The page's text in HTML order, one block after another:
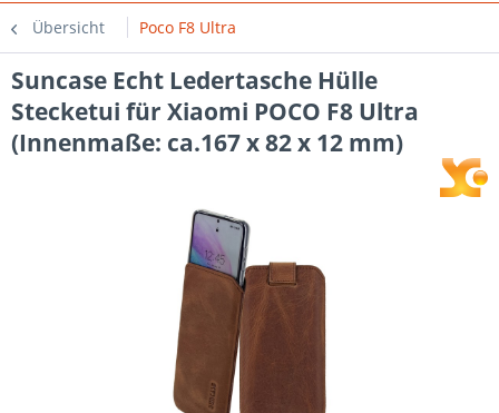
Übersicht Poco F8 Ultra
Suncase Echt Ledertasche Hülle
Stecketui für Xiaomi POCO F8 Ultra
(Innenmaße: ca.167 x 82 x 12 mm)